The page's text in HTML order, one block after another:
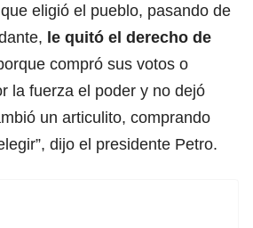
eligió el pueblo, pasando de
le quitó el derecho de
compró sus votos o
la fuerza el poder y no dejó
un articulito, comprando
dijo el presidente Petro.